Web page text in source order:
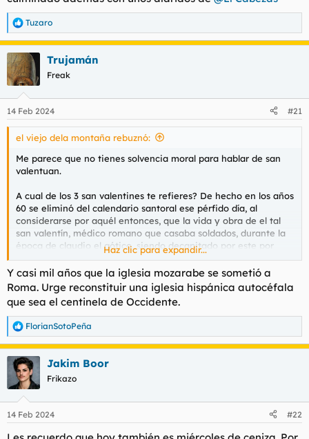
R
e
a
c
c
i
e
s
Tuzaro
Trujamán
Freak
14 Feb 2024 #21
el viejo dela montaña rebuznó:
Me parece que no tienes solvencia moral para hablar de san
valentuan.
A cual de los 3 san valentines te refieres? De hecho en los años
60 se eliminó del calendario santoral ese pérfido día, al
considerarse por aquél entonces, que la vida y obra de el tal
san valentín, médico romano que casaba soldados, durante la
época de claudio el gótico, siendo decapitado por este por
bujarrón, es solo leyenda.
Y luego el pájaro este que anida el vaticano en el 2014 decidio
reincorporarlo al calendario. 10 años ya que llevamos con
bergoglio papaaaa
Haz clic para expandir...
Y casi mil años que la iglesia mozarabe se sometió a
Roma. Urge reconstituir una iglesia hispánica autocéfala
que sea el centinela de Occidente.
R
e
a
c
c
i
e
FlorianSotoPeña
Jakim Boor
Frikazo
14 Feb 2024 #22